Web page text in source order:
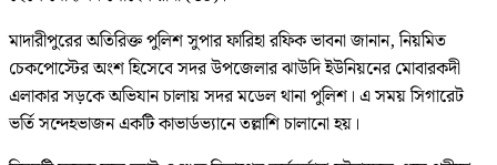
মাদারীপুরের অতিরিক্ত পুলিশ সুপার ফারিহা রফিক ভাবনা জানান, নিয়মিত
চেকপোস্টের অংশ হিসেবে সদর উপজেলার ঝাউদি ইউনিয়নের মোবারকদী
এলাকার সড়কে অভিযান চালায় সদর মডেল থানা পুলিশ। এ সময় সিগারেট
ভর্তি সন্দেহভাজন একটি কাভার্ডভ্যানে তল্লাশি চালানো হয়।